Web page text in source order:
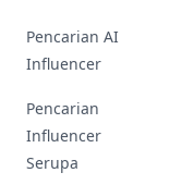
Pencarian AI
Influencer
Pencarian
Influencer
Serupa